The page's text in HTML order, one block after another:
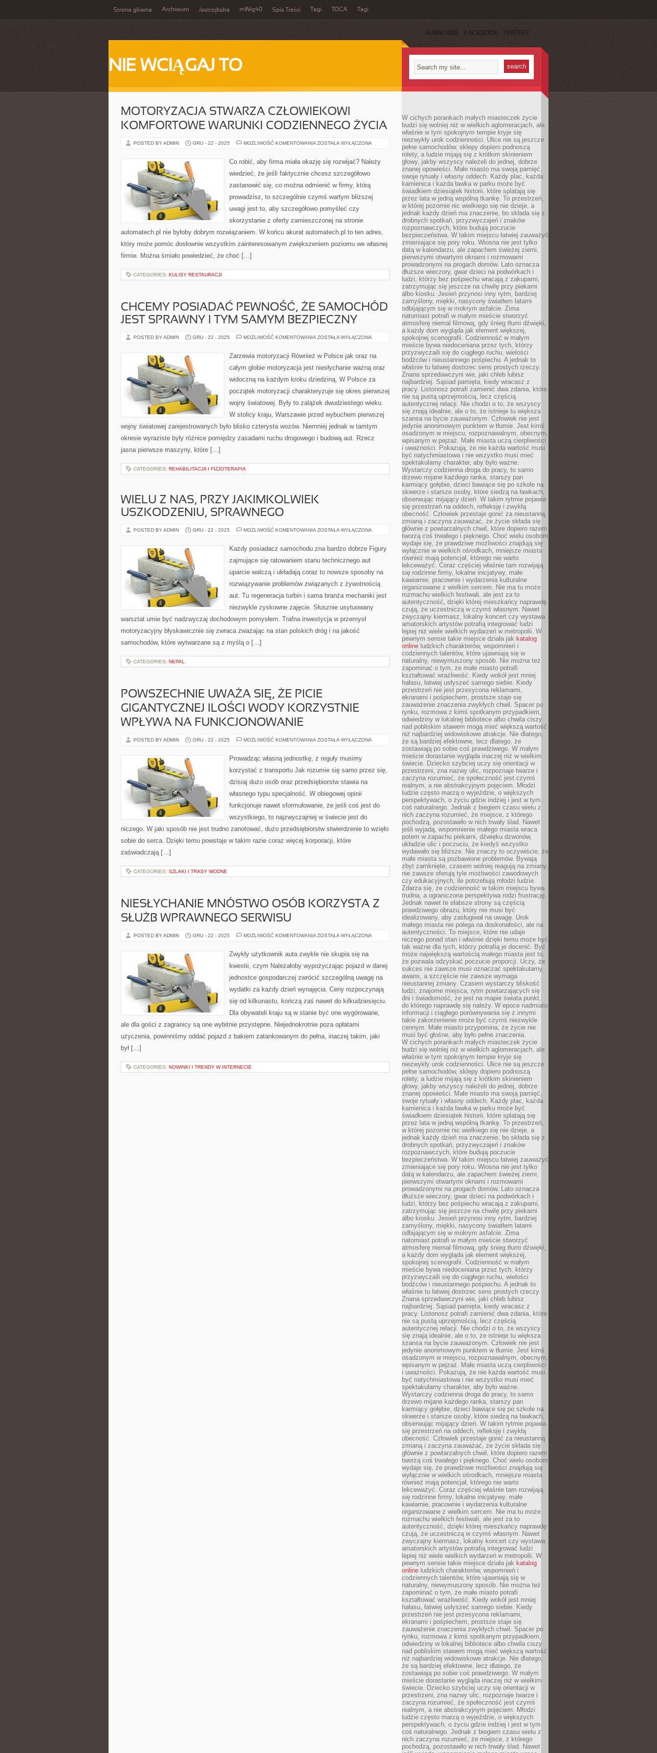
Strona główna Archiwum Jastrzębska mWig40 Spis Treści Tagi TOCA Tagi
SUBSCRIBE FACEBOOK TWITTER
NIE WCIĄGAJ TO
MOTORYZACJA STWARZA CZŁOWIEKOWI
KOMFORTOWE WARUNKI CODZIENNEGO ŻYCIA
POSTED BY ADMIN GRU - 22 - 2025 MOŻLIWOŚĆ KOMENTOWANIA MOTORYZACJA
KOMFORTOWE
WARUNKI
ŻYCIA
ZOSTAŁA WYŁĄCZONA
Co robić, aby firma miała okazję się rozwijać? Należy
wiedzieć, że jeśli faktycznie chcesz szczegółowo
zastanowić się, co można odmienić w firmy, którą
prowadzisz, to szczególnie czymś wartym bliższej
uwagi jest to, aby szczegółowo pomyśleć czy
skorzystanie z oferty zamieszczonej na stronie
automatech.pl nie byłoby dobrym rozwiązaniem. W końcu akurat automatech.pl to ten adres,
który może pomóc dosłownie wszystkim zainteresowanym zwiększeniem poziomu we własnej
firmie. Można śmiało powiedzieć, że choć […]
CATEGORIES: KULISY RESTAURACJI
CHCEMY POSIADAĆ PEWNOŚĆ, ŻE SAMOCHÓD
JEST SPRAWNY I TYM SAMYM BEZPIECZNY
POSTED BY ADMIN GRU - 22 - 2025 MOŻLIWOŚĆ KOMENTOWANIA CHCEMY
SAMOCHÓD
SPRAWNY
TYM
BEZPIECZNY
ZOSTAŁA WYŁĄCZONA
Zarzewia motoryzacji Również w Polsce jak oraz na
całym globie motoryzacja jest niesłychanie ważną oraz
widoczną na każdym kroku dziedziną. W Polsce za
początek motoryzacji charakteryzuje się okres pierwszej
wojny światowej. Były to zalążek dwudziestego wieku.
W stolicy kraju, Warszawie przed wybuchem pierwszej
wojny światowej zarejestrowanych było blisko czterysta wozów. Niemniej jednak w tamtym
okresie wyraziste były różnice pomiędzy zasadami ruchu drogowego i budową aut. Rzecz
jasna pierwsze maszyny, które […]
CATEGORIES: REHABILITACJA I FIZJOTERAPIA
WIELU Z NAS, PRZY JAKIMKOLWIEK
USZKODZENIU, SPRAWNEGO
POSTED BY ADMIN GRU - 22 - 2025 MOŻLIWOŚĆ KOMENTOWANIA WIELU
PRZY
JAKIMKOLWIEK
SPRAWNEGO
ZOSTAŁA WYŁĄCZONA
Każdy posiadacz samochodu zna bardzo dobrze Figury
zajmujące się ratowaniem stanu technicznego aut
uparcie walczą i układają coraz to nowsze sposoby na
rozwiązywanie problemów związanych z żywotnością
aut. Tu regeneracja turbin i sama branża mechaniki jest
niezwykle zyskowne zajęcie. Słusznie usytuowany
warsztat umie być nadzwyczaj dochodowym pomysłem. Trafna inwestycja w przemysł
motoryzacyjny błyskawicznie się zwraca zważając na stan polskich dróg i na jakość
samochodów, które wytwarzane są z myślą o […]
CATEGORIES: NEPAL
POWSZECHNIE UWAŻA SIĘ, ŻE PICIE
GIGANTYCZNEJ ILOŚCI WODY KORZYSTNIE
WPŁYWA NA FUNKCJONOWANIE
POSTED BY ADMIN GRU - 22 - 2025 MOŻLIWOŚĆ KOMENTOWANIA POWSZECHNIE
PICIE
ILOŚCI
KORZYSTNIE
NA
FUNKCJONOWANIE
ZOSTAŁA WYŁĄCZONA
Prowadząc własną jednostkę, z reguły musimy
korzystać z transportu Jak rozumie się samo przez się,
dzisiaj dużo osób oraz przedsiębiorstw stawia na
własnego typu specjalność. W obiegowej opinii
funkcjonuje nawet sformułowanie, że jeśli coś jest do
wszystkiego, to najzwyczajniej w świecie jest do
niczego. W jaki sposób nie jest trudno zanotować, dużo przedsiębiorstw stwierdzenie to wzięło
sobie do serca. Dzięki temu powstaje w takim razie coraz więcej korporacji, które
zaświadczają […]
CATEGORIES: SZLAKI I TRASY WODNE
NIESŁYCHANIE MNÓSTWO OSÓB KORZYSTA Z
SŁUŻB WPRAWNEGO SERWISU
POSTED BY ADMIN GRU - 22 - 2025 MOŻLIWOŚĆ KOMENTOWANIA NIESŁYCHANIE
KORZYSTA
Z
WPRAWNEGO
ZOSTAŁA WYŁĄCZONA
Zwykły użytkownik auta zwykle nie skupia się na
kwestii, czym Należałoby wypożyczając pojazd w danej
jednostce gospodarczej zwrócić szczególną uwagę na
wydatki za każdy dzień wynajęcia. Ceny rozpoczynają
się od kilkunastu, kończą zaś nawet do kilkudziesięciu.
Dla obywateli kraju są w stanie być one wygórowane,
ale dla gości z zagranicy są one wybitnie przystępne. Niejednokrotnie poza opłatami
użyczenia, powinniśmy oddać pojazd z bakiem zatankowanym do pełna, inaczej takim, jaki
był […]
CATEGORIES: NOWINKI I TRENDY W INTERNECIE
W cichych porankach małych miasteczek życie
budzi się wolniej niż w wielkich aglomeracjach, ale
właśnie w tym spokojnym tempie kryje się
niezwykły urok codzienności. Ulice nie są jeszcze
pełne samochodów, sklepy dopiero podnoszą
rolety, a ludzie mijają się z krótkim skinieniem
głowy, jakby wszyscy należeli do jednej, dobrze
znanej opowieści. Małe miasto ma swoją pamięć,
swoje rytuały i własny oddech. Każdy plac, każda
kamienica i każda ławka w parku może być
świadkiem dziesiątek historii, które splatają się
przez lata w jedną wspólną tkankę. To przestrzeń,
w której pozornie nic wielkiego się nie dzieje, a
jednak każdy dzień ma znaczenie, bo składa się z
drobnych spotkań, przyzwyczajeń i znaków
rozpoznawczych, które budują poczucie
bezpieczeństwa. W takim miejscu łatwiej zauważyć
zmieniające się pory roku. Wiosna nie jest tylko
datą w kalendarzu, ale zapachem świeżej ziemi,
pierwszymi otwartymi oknami i rozmowami
prowadzonymi na progach domów. Lato oznacza
dłuższe wieczory, gwar dzieci na podwórkach i
ludzi, którzy bez pośpiechu wracają z zakupami,
zatrzymując się jeszcze na chwilę przy piekarni
albo kiosku. Jesień przynosi inny rytm, bardziej
zamyślony, miękki, nasycony światłem latarni
odbijającym się w mokrym asfalcie. Zima
natomiast potrafi w małym mieście stworzyć
atmosferę niemal filmową, gdy śnieg tłumi dźwięki,
a każdy dom wygląda jak element większej,
spokojnej scenografii. Codzienność w małym
mieście bywa niedoceniana przez tych, którzy
przyzwyczaili się do ciągłego ruchu, wielości
bodźców i nieustannego pośpiechu. A jednak to
właśnie tu łatwiej dostrzec sens prostych rzeczy.
Znana sprzedawczyni wie, jaki chleb lubisz
najbardziej. Sąsiad pamięta, kiedy wracasz z
pracy. Listonosz potrafi zamienić dwa zdania, które
nie są pustą uprzejmością, lecz częścią
autentycznej relacji. Nie chodzi o to, że wszyscy
się znają idealnie, ale o to, że istnieje tu większa
szansa na bycie zauważonym. Człowiek nie jest
jedynie anonimowym punktem w tłumie. Jest kimś
osadzonym w miejscu, rozpoznawalnym, obecnym,
wpisanym w pejzaż. Małe miasta uczą cierpliwości
i uważności. Pokazują, że nie każda wartość musi
być natychmiastowa i nie wszystko musi mieć
spektakularny charakter, aby było ważne.
Wystarczy codzienna droga do pracy, to samo
drzewo mijane każdego ranka, starszy pan
karmiący gołębie, dzieci bawiące się po szkole na
skwerze i starsze osoby, które siedzą na ławkach,
obserwując mijający dzień. W takim rytmie pojawia
się przestrzeń na oddech, refleksję i zwykłą
obecność. Człowiek przestaje gonić za nieustanną
zmianą i zaczyna zauważać, że życie składa się
głównie z powtarzalnych chwil, które dopiero razem
tworzą coś trwałego i pięknego. Choć wielu osobom
wydaje się, że prawdziwe możliwości znajdują się
wyłącznie w wielkich ośrodkach, mniejsze miasta
również mają potencjał, którego nie warto
lekceważyć. Coraz częściej właśnie tam rozwijają
się rodzinne firmy, lokalne inicjatywy, małe
kawiarnie, pracownie i wydarzenia kulturalne
organizowane z wielkim sercem. Nie ma tu może
rozmachu wielkich festiwali, ale jest za to
autentyczność, dzięki której mieszkańcy naprawdę
czują, że uczestniczą w czymś własnym. Nawet
zwyczajny kiermasz, lokalny koncert czy wystawa
amatorskich artystów potrafią integrować ludzi
lepiej niż wiele wielkich wydarzeń w metropolii. W
pewnym sensie takie miejsce działa jak katalog
online ludzkich charakterów, wspomnień i
codziennych talentów, które ujawniają się w
naturalny, niewymuszony sposób. Nie można też
zapominać o tym, że małe miasto potrafi
kształtować wrażliwość. Kiedy wokół jest mniej
hałasu, łatwiej usłyszeć samego siebie. Kiedy
przestrzeń nie jest przesycona reklamami,
ekranami i pośpiechem, prostsze staje się
zauważenie znaczenia zwykłych chwil. Spacer po
rynku, rozmowa z kimś spotkanym przypadkiem,
odwiedziny w lokalnej bibliotece albo chwila ciszy
nad pobliskim stawem mogą mieć większą wartość
niż najbardziej widowiskowe atrakcje. Nie dlatego,
że są bardziej efektowne, lecz dlatego, że
zostawiają po sobie coś prawdziwego. W małym
mieście dorastanie wygląda inaczej niż w wielkim
świecie. Dziecko szybciej uczy się orientacji w
przestrzeni, zna nazwy ulic, rozpoznaje twarze i
zaczyna rozumieć, że społeczność jest czymś
realnym, a nie abstrakcyjnym pojęciem. Młodzi
ludzie często marzą o wyjeździe, o większych
perspektywach, o życiu gdzie indziej i jest w tym
coś naturalnego. Jednak z biegiem czasu wielu z
nich zaczyna rozumieć, że miejsce, z którego
pochodzą, pozostawiło w nich trwały ślad. Nawet
jeśli wyjadą, wspomnienie małego miasta wraca
potem w zapachu piekarni, dźwięku dzwonów,
układzie ulic i poczuciu, że kiedyś wszystko
wydawało się bliższe. Nie znaczy to oczywiście, że
małe miasta są pozbawione problemów. Bywają
zbyt zamknięte, czasem wolniej reagują na zmiany,
nie zawsze oferują tyle możliwości zawodowych
czy edukacyjnych, ile potrzebują młodzi ludzie.
Zdarza się, że codzienność w takim miejscu bywa
trudna, a ograniczona perspektywa rodzi frustrację.
Jednak nawet te słabsze strony są częścią
prawdziwego obrazu, który nie musi być
idealizowany, aby zasługiwał na uwagę. Urok
małego miasta nie polega na doskonałości, ale na
autentyczności. To miejsce, które nie udaje
niczego ponad stan i właśnie dzięki temu może być
tak ważne dla tych, którzy potrafią je docenić. Być
może największą wartością małego miasta jest to,
że pozwala odzyskać poczucie proporcji. Uczy, że
sukces nie zawsze musi oznaczać spektakularny
awans, a szczęście nie zawsze wymaga
nieustannej zmiany. Czasem wystarczy bliskość
ludzi, znajome miejsca, rytm powtarzających się
dni i świadomość, że jest na mapie świata punkt,
do którego naprawdę się należy. W epoce nadmiaru
informacji i ciągłego porównywania się z innymi
takie zakorzenienie może być czymś niezwykle
cennym. Małe miasto przypomina, że życie nie
musi być głośne, aby było pełne znaczenia.
W cichych porankach małych miasteczek życie
budzi się wolniej niż w wielkich aglomeracjach, ale
właśnie w tym spokojnym tempie kryje się
niezwykły urok codzienności. Ulice nie są jeszcze
pełne samochodów, sklepy dopiero podnoszą
rolety, a ludzie mijają się z krótkim skinieniem
głowy, jakby wszyscy należeli do jednej, dobrze
znanej opowieści. Małe miasto ma swoją pamięć,
swoje rytuały i własny oddech. Każdy plac, każda
kamienica i każda ławka w parku może być
świadkiem dziesiątek historii, które splatają się
przez lata w jedną wspólną tkankę. To przestrzeń,
w której pozornie nic wielkiego się nie dzieje, a
jednak każdy dzień ma znaczenie, bo składa się z
drobnych spotkań, przyzwyczajeń i znaków
rozpoznawczych, które budują poczucie
bezpieczeństwa. W takim miejscu łatwiej zauważyć
zmieniające się pory roku. Wiosna nie jest tylko
datą w kalendarzu, ale zapachem świeżej ziemi,
pierwszymi otwartymi oknami i rozmowami
prowadzonymi na progach domów. Lato oznacza
dłuższe wieczory, gwar dzieci na podwórkach i
ludzi, którzy bez pośpiechu wracają z zakupami,
zatrzymując się jeszcze na chwilę przy piekarni
albo kiosku. Jesień przynosi inny rytm, bardziej
zamyślony, miękki, nasycony światłem latarni
odbijającym się w mokrym asfalcie. Zima
natomiast potrafi w małym mieście stworzyć
atmosferę niemal filmową, gdy śnieg tłumi dźwięki,
a każdy dom wygląda jak element większej,
spokojnej scenografii. Codzienność w małym
mieście bywa niedoceniana przez tych, którzy
przyzwyczaili się do ciągłego ruchu, wielości
bodźców i nieustannego pośpiechu. A jednak to
właśnie tu łatwiej dostrzec sens prostych rzeczy.
Znana sprzedawczyni wie, jaki chleb lubisz
najbardziej. Sąsiad pamięta, kiedy wracasz z
pracy. Listonosz potrafi zamienić dwa zdania, które
nie są pustą uprzejmością, lecz częścią
autentycznej relacji. Nie chodzi o to, że wszyscy
się znają idealnie, ale o to, że istnieje tu większa
szansa na bycie zauważonym. Człowiek nie jest
jedynie anonimowym punktem w tłumie. Jest kimś
osadzonym w miejscu, rozpoznawalnym, obecnym,
wpisanym w pejzaż. Małe miasta uczą cierpliwości
i uważności. Pokazują, że nie każda wartość musi
być natychmiastowa i nie wszystko musi mieć
spektakularny charakter, aby było ważne.
Wystarczy codzienna droga do pracy, to samo
drzewo mijane każdego ranka, starszy pan
karmiący gołębie, dzieci bawiące się po szkole na
skwerze i starsze osoby, które siedzą na ławkach,
obserwując mijający dzień. W takim rytmie pojawia
się przestrzeń na oddech, refleksję i zwykłą
obecność. Człowiek przestaje gonić za nieustanną
zmianą i zaczyna zauważać, że życie składa się
głównie z powtarzalnych chwil, które dopiero razem
tworzą coś trwałego i pięknego. Choć wielu osobom
wydaje się, że prawdziwe możliwości znajdują się
wyłącznie w wielkich ośrodkach, mniejsze miasta
również mają potencjał, którego nie warto
lekceważyć. Coraz częściej właśnie tam rozwijają
się rodzinne firmy, lokalne inicjatywy, małe
kawiarnie, pracownie i wydarzenia kulturalne
organizowane z wielkim sercem. Nie ma tu może
rozmachu wielkich festiwali, ale jest za to
autentyczność, dzięki której mieszkańcy naprawdę
czują, że uczestniczą w czymś własnym. Nawet
zwyczajny kiermasz, lokalny koncert czy wystawa
amatorskich artystów potrafią integrować ludzi
lepiej niż wiele wielkich wydarzeń w metropolii. W
pewnym sensie takie miejsce działa jak katalog
online ludzkich charakterów, wspomnień i
codziennych talentów, które ujawniają się w
naturalny, niewymuszony sposób. Nie można też
zapominać o tym, że małe miasto potrafi
kształtować wrażliwość. Kiedy wokół jest mniej
hałasu, łatwiej usłyszeć samego siebie. Kiedy
przestrzeń nie jest przesycona reklamami,
ekranami i pośpiechem, prostsze staje się
zauważenie znaczenia zwykłych chwil. Spacer po
rynku, rozmowa z kimś spotkanym przypadkiem,
odwiedziny w lokalnej bibliotece albo chwila ciszy
nad pobliskim stawem mogą mieć większą wartość
niż najbardziej widowiskowe atrakcje. Nie dlatego,
że są bardziej efektowne, lecz dlatego, że
zostawiają po sobie coś prawdziwego. W małym
mieście dorastanie wygląda inaczej niż w wielkim
świecie. Dziecko szybciej uczy się orientacji w
przestrzeni, zna nazwy ulic, rozpoznaje twarze i
zaczyna rozumieć, że społeczność jest czymś
realnym, a nie abstrakcyjnym pojęciem. Młodzi
ludzie często marzą o wyjeździe, o większych
perspektywach, o życiu gdzie indziej i jest w tym
coś naturalnego. Jednak z biegiem czasu wielu z
nich zaczyna rozumieć, że miejsce, z którego
pochodzą, pozostawiło w nich trwały ślad. Nawet